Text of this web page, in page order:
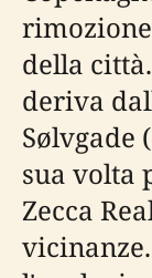
della
deriva
Sølvgade
sua volta
Zecca